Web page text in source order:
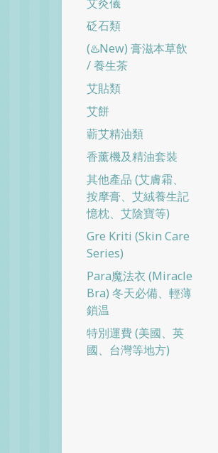
砭石類
(♨️New) 膏滋本草飲
/ 養生茶
艾貼類
艾餅
蘄艾精油類
香薰機及精油套裝
其他產品 (艾膚霜、
按摩膏、艾絨養生記
憶枕、艾陰寶等)
Gre Kriti (skin Care
Series)
Para魔法衣 (Miracle
Bra) 冬天必備、輕薄
鎖温
特別運費 (美國、英
國、台灣等地方)